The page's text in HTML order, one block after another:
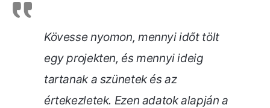
Kövesse nyomon, mennyi időt tölt
egy projekten, és mennyi ideig
tartanak a szünetek és az
értekezletek. Ezen adatok alapján a